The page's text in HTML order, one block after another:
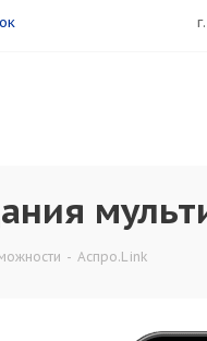
- Аспро.Link